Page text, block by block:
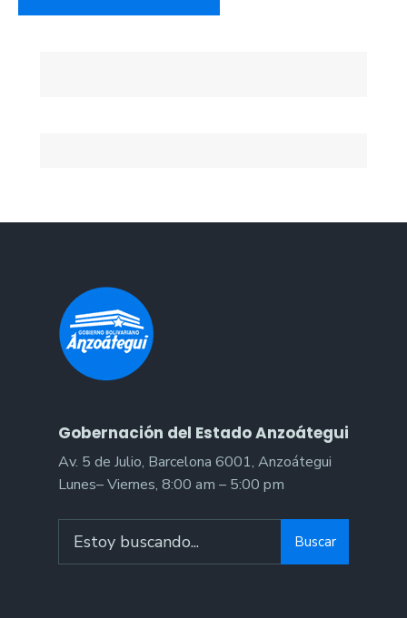
Gobernación del Estado Anzoátegui
Av. 5 de Julio, Barcelona 6001, Anzoátegui
Lunes– Viernes, 8:00 am – 5:00 pm
for:
Buscar